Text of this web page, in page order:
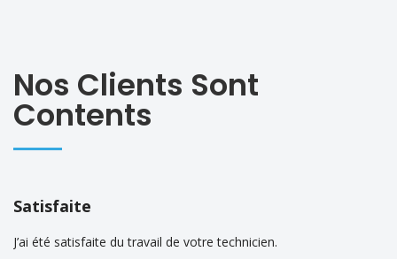
Nos Clients Sont
Contents
Satisfaite
J’ai été satisfaite du travail de votre technicien.